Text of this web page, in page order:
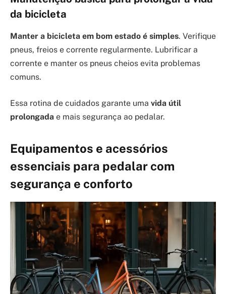
da bicicleta
Manter a bicicleta em bom estado é simples. Verifique
pneus, freios e corrente regularmente. Lubrificar a
corrente e manter os pneus cheios evita problemas
comuns.
Essa rotina de cuidados garante uma vida útil
prolongada e mais segurança ao pedalar.
Equipamentos e acessórios
essenciais para pedalar com
segurança e conforto